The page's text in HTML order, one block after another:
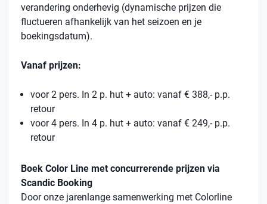
verandering onderhevig (dynamische prijzen die
fluctueren afhankelijk van het seizoen en je
boekingsdatum).
Vanaf prijzen:
voor 2 pers. In 2 p. hut + auto: vanaf € 388,- p.p.
retour
voor 4 pers. In 4 p. hut + auto: vanaf € 249,- p.p.
retour
Boek Color Line met concurrerende prijzen via
Scandic Booking
Door onze jarenlange samenwerking met Colorline